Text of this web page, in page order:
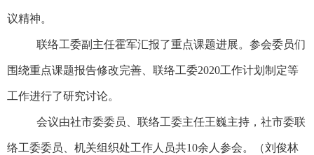
议精神。
联络工委副主任霍军汇报了重点课题进展。参会委员们
围绕重点课题报告修改完善、联络工委2020工作计划制定等
工作进行了研究讨论。
会议由社市委委员、联络工委主任王巍主持，社市委联
络工委委员、机关组织处工作人员共10余人参会。（刘俊林